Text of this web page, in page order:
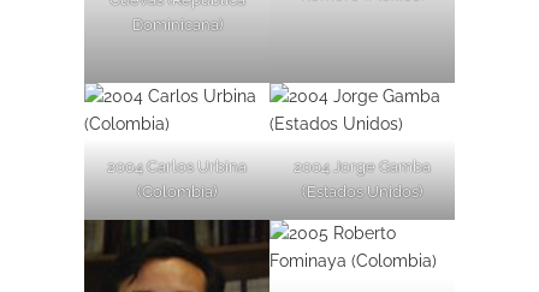
Dominicana)
2004 Carlos Urbina
(Colombia)
2004 Jorge Gamba
(Estados Unidos)